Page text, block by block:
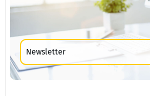
Newsletter